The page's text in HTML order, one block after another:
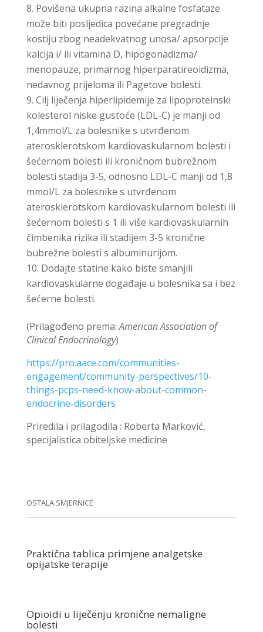
Povišena ukupna razina alkalne fosfataze
može biti posljedica povećane pregradnje
kostiju zbog neadekvatnog unosa/ apsorpcije
kalcija i/ ili vitamina D, hipogonadizma/
menopauze, primarnog hiperparatireoidizma,
nedavnog prijeloma ili Pagetove bolesti.
Cilj liječenja hiperlipidemije za lipoproteinski
kolesterol niske gustoće (LDL-C) je manji od
1,4mmol/L za bolesnike s utvrđenom
aterosklerotskom kardiovaskularnom bolesti i
šećernom bolesti ili kroničnom bubrežnom
bolesti stadija 3-5, odnosno LDL-C manji od 1,8
mmol/L za bolesnike s utvrđenom
aterosklerotskom kardiovaskularnom bolesti ili
šećernom bolesti s 1 ili više kardiovaskularnih
čimbenika rizika ili stadijem 3-5 kronične
bubrežne bolesti s albuminurijom.
Dodajte statine kako biste smanjili
kardiovaskularne događaje u bolesnika sa i bez
šećerne bolesti.
(Prilagođeno prema:American Association of
Clinical Endocrinology)
https://pro.aace.com/communities-
engagement/community-perspectives/10-
things-pcps-need-know-about-common-
endocrine-disorders
Priredila i prilagodila : Roberta Marković,
specijalistica obiteljske medicine
OSTALA SMJERNICE
Praktična tablica primjene analgetske
opijatske terapije
Opioidi u liječenju kronične nemaligne
bolesti